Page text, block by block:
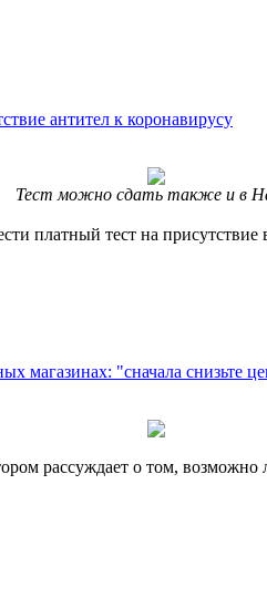
антител к коронавирусу
Тест можно сдать также и в
платный тест на
магазинах: "сначала снизьте
рассуждает о том,